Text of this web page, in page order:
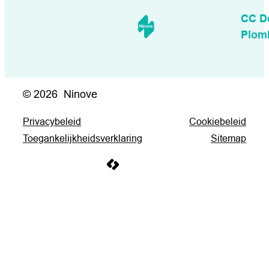
CC
© 2026 Ninove
Privacybeleid
Cookiebeleid
Toegankelijkheidsverklaring
Sitemap